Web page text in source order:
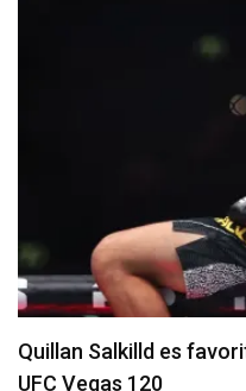
Se anuncia la cartelera